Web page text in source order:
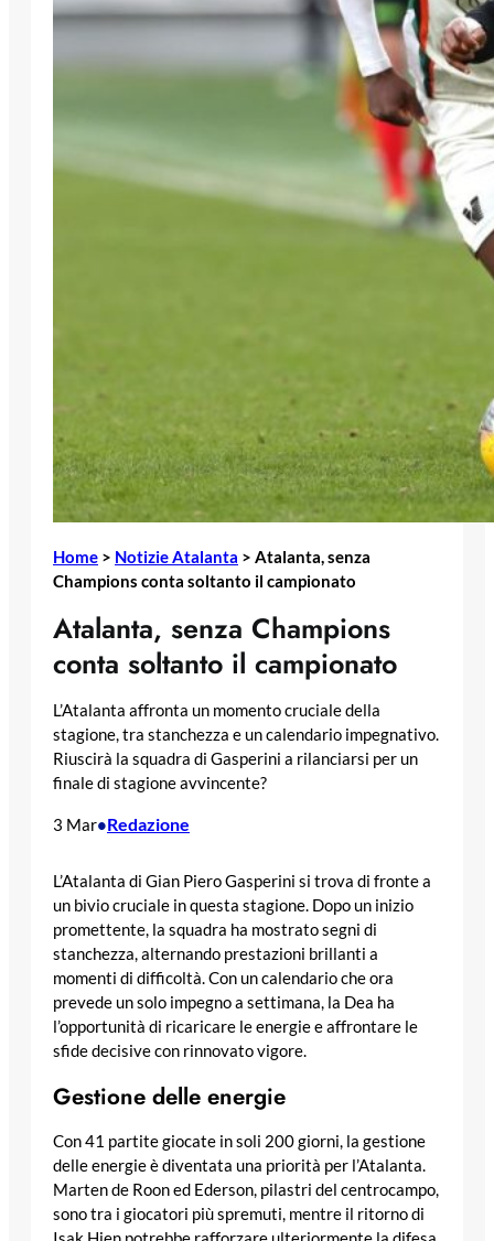
Home > Notizie Atalanta > Atalanta, senza
Champions conta soltanto il campionato
Atalanta, senza Champions
conta soltanto il campionato
L’Atalanta affronta un momento cruciale della
stagione, tra stanchezza e un calendario impegnativo.
Riuscirà la squadra di Gasperini a rilanciarsi per un
finale di stagione avvincente?
3 Mar•Redazione
L’Atalanta di Gian Piero Gasperini si trova di fronte a
un bivio cruciale in questa stagione. Dopo un inizio
promettente, la squadra ha mostrato segni di
stanchezza, alternando prestazioni brillanti a
momenti di difficoltà. Con un calendario che ora
prevede un solo impegno a settimana, la Dea ha
l’opportunità di ricaricare le energie e affrontare le
sfide decisive con rinnovato vigore.
Gestione delle energie
Con 41 partite giocate in soli 200 giorni, la gestione
delle energie è diventata una priorità per l’Atalanta.
Marten de Roon ed Ederson, pilastri del centrocampo,
sono tra i giocatori più spremuti, mentre il ritorno di